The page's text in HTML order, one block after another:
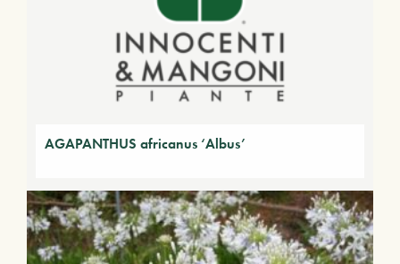
AGAPANTHUS africanus ‘Albus’